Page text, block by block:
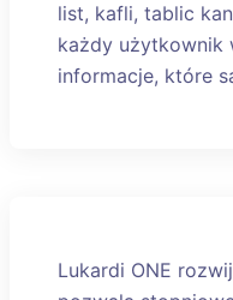
list, kafli, tablic
każdy użytkownik
informacje, które
Lukardi ONE